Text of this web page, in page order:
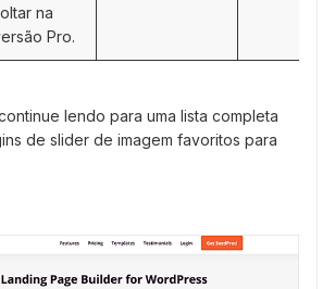
na
Pro.
lendo para uma lista completa
de slider de imagem favoritos para